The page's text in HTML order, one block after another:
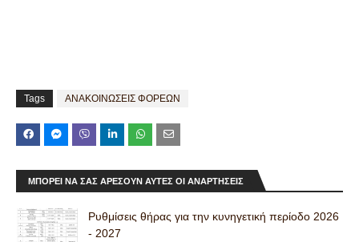
Tags ΑΝΑΚΟΙΝΩΣΕΙΣ ΦΟΡΕΩΝ
ΜΠΟΡΕΊ ΝΑ ΣΑΣ ΑΡΈΣΟΥΝ ΑΥΤΈΣ ΟΙ ΑΝΑΡΤΉΣΕΙΣ
Ρυθμίσεις θήρας για την κυνηγετική περίοδο 2026
- 2027